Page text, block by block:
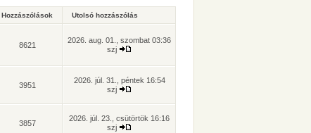
Hozzászólások Utolsó hozzászólás
8621
2026. aug. 01., szombat 03:36
szj
3951
2026. júl. 31., péntek 16:54
szj
3857
2026. júl. 23., csütörtök 16:16
szj